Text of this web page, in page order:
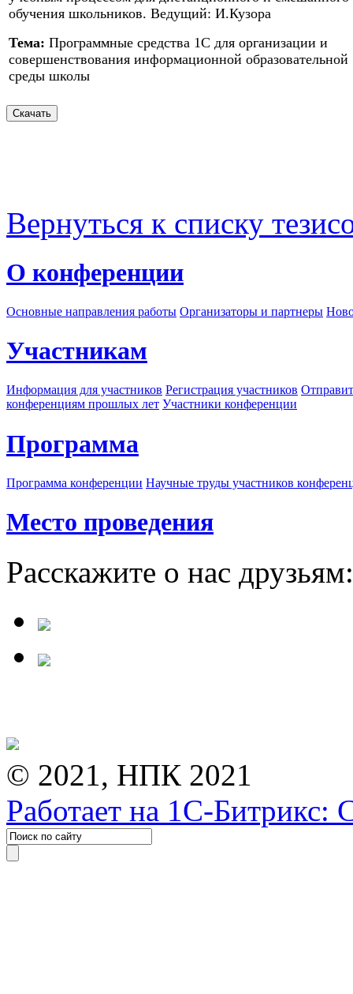
обучения школьников. Ведущий: И.Кузора
Тема: Программные средства 1С для организации и
совершенствования информационной образовательной
среды школы
Вернуться к списку
О конференции
Основные направления работы Организаторы и партнеры
Участникам
Информация для участников Регистрация участников
конференциям прошлых лет Участники конференции
Программа
Программа конференции Научные труды участников
Место проведения
Расскажите о нас друзьям:
© 2021, НПК 2021
Работает на 1С-Битрикс: